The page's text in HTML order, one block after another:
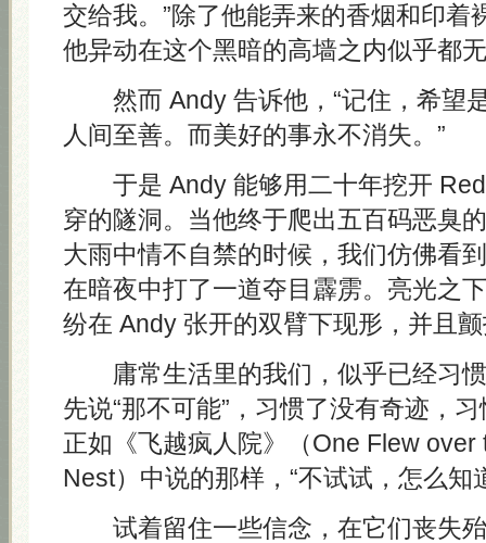
交给我。”除了他能弄来的香烟和印着
他异动在这个黑暗的高墙之内似乎都
然而 Andy 告诉他，“记住，希望
人间至善。而美好的事永不消失。”
于是 Andy 能够用二十年挖开 Red
穿的隧洞。当他终于爬出五百码恶臭
大雨中情不自禁的时候，我们仿佛看
在暗夜中打了一道夺目霹雳。亮光之
纷在 Andy 张开的双臂下现形，并且
庸常生活里的我们，似乎已经习惯
先说“那不可能”，习惯了没有奇迹，
正如《飞越疯人院》（One Flew over
Nest）中说的那样，“不试试，怎么知
试着留住一些信念，在它们丧失殆